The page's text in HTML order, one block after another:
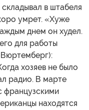
в штабеля
умрет. «Хуже
днем он худел.
для работы
хозяев не было
радио. В марте
французскими
находятся